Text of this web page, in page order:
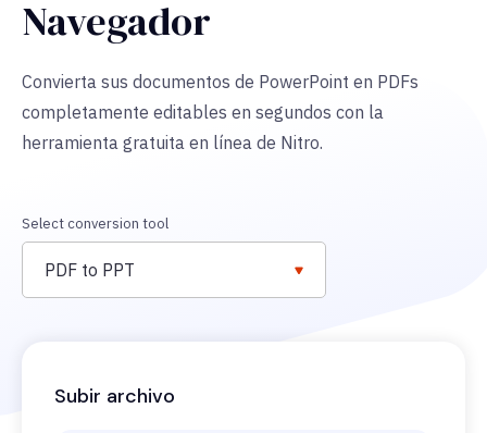
Navegador
Convierta sus documentos de PowerPoint en PDFs
completamente editables en segundos con la
herramienta gratuita en línea de Nitro.
Select conversion tool
PDF to PPT
Subir archivo